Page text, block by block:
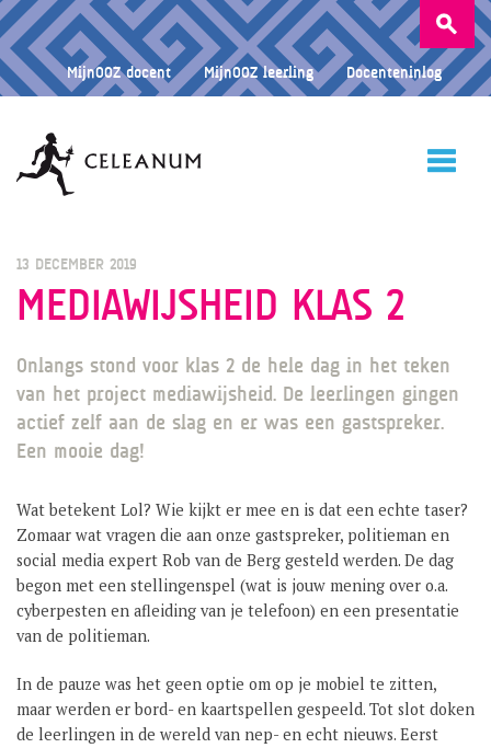
Zoeken
naar:
MijnOOZ docent MijnOOZ leerling Docenteninlog
ONDERWIJS
GROEP 8 / JONG CELEANUM
13 DECEMBER 2019
MEDIAWIJSHEID KLAS 2
Onlangs stond voor klas 2 de hele dag in het teken
van het project mediawijsheid. De leerlingen gingen
actief zelf aan de slag en er was een gastspreker.
Een mooie dag!
Wat betekent Lol? Wie kijkt er mee en is dat een echte taser?
Zomaar wat vragen die aan onze gastspreker, politieman en
social media expert Rob van de Berg gesteld werden. De dag
begon met een stellingenspel (wat is jouw mening over o.a.
cyberpesten en afleiding van je telefoon) en een presentatie
van de politieman.
In de pauze was het geen optie om op je mobiel te zitten,
maar werden er bord- en kaartspellen gespeeld. Tot slot doken
de leerlingen in de wereld van nep- en echt nieuws. Eerst